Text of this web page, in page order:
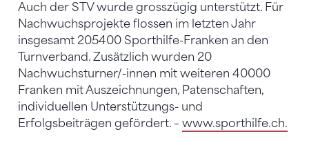
Auch der STV wurde grosszügig unterstützt. Für
Nachwuchsprojekte flossen im letzten Jahr
insgesamt 205400 Sporthilfe-Franken an den
Turnverband. Zusätzlich wurden 20
Nachwuchsturner/-innen mit weiteren 40000
Franken mit Auszeichnungen, Patenschaften,
individuellen Unterstützungs- und
Erfolgsbeiträgen gefördert. – www.sporthilfe.ch.